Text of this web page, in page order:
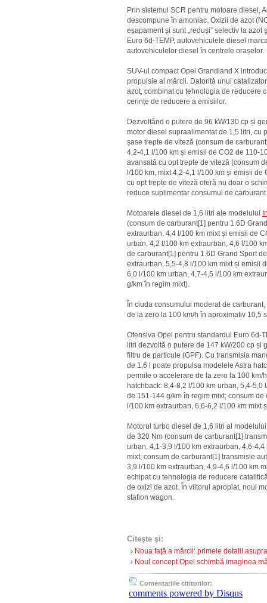
Prin sistemul SCR pentru motoare diesel,
descompune în amoniac. Oxizii de azot
eșapament și sunt „reduși” selectiv la
Euro 6d-TEMP, autovehiculele diesel
autovehiculelor diesel în centrele orașelor.
SUV-ul compact Opel Grandland X
propulsie al mărcii. Datorită unui
azot, combinat cu tehnologia de reducere
cerințe de reducere a emisiilor.
Dezvoltând o putere de 96 kW/130 cp și
motor diesel supraalimentat de 1,5 litri, cu
șase trepte de viteză (consum de
4,2-4,1 l/100 km și emisii de CO2 de 110-
avansată cu opt trepte de viteză (consum
l/100 km, mixt 4,2-4,1 l/100 km și emisii
cu opt trepte de viteză oferă nu doar o
reduce suplimentar consumul de
Motoarele diesel de 1,6 litri ale modelului
(consum de carburant[1] pentru 1.6D
extraurban, 4,4 l/100 km mixt și emisii de
urban, 4,2 l/100 km extraurban, 4,6 l/100
de carburant[1] pentru 1.6D Grand Sport
extraurban, 5,5-4,8 l/100 km mixt și emisii
6,0 l/100 km urban, 4,7-4,5 l/100 km
g/km în regim mixt).
În ciuda consumului moderat de
de la zero la 100 km/h în aproximativ 10,5
Ofensiva Opel pentru standardul Euro 6d-
litri dezvoltă o putere de 147 kW/200 cp
filtru de particule (GPF). Cu transmisia
de 1,6 l poate propulsa modelele Astra
permite o accelerare de la zero la 100
hatchback: 8,4-8,2 l/100 km urban, 5,4-
de 151-144 g/km în regim mixt; consum
l/100 km extraurban, 6,6-6,2 l/100 km
Motorul turbo diesel de 1,6 litri al
de 320 Nm (consum de carburant[1]
urban, 4,1-3,9 l/100 km extraurban, 4,6-
mixt; consum de carburant[1] transmisie
3,9 l/100 km extraurban, 4,9-4,6 l/100 km
echipat cu tehnologia de reducere
de oxizi de azot. În viitorul apropiat, noul
station wagon.
Citeşte şi:
› Noua faţă a mărcii: primele detalii
› Noul concept Opel schimbă imaginea
Comentariile cititorilor:
comments powered by Disqus